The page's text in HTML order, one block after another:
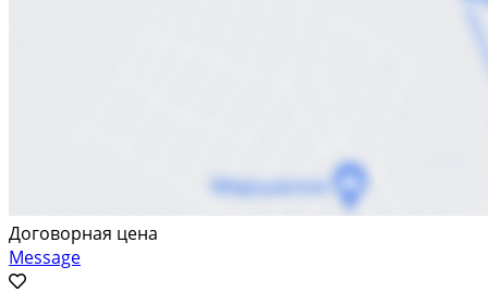
Договорная цена
Message